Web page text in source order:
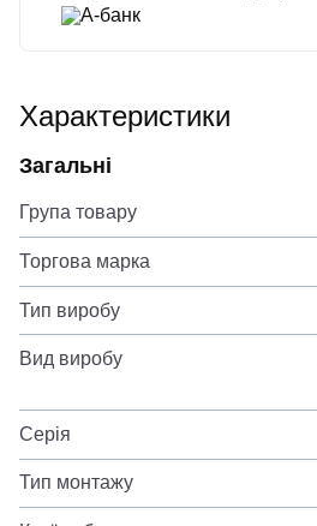
А-банк
Характеристики
Загальні
Група товару
Торгова марка
Тип виробу
Вид виробу
Серія
Тип монтажу